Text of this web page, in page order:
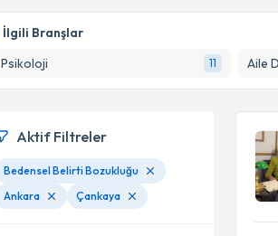
İlgili Branşlar
Psikoloji
11 Aile
Aktif Filtreler
Bedensel Belirti Bozukluğu
Ankara
Çankaya